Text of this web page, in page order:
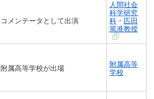
コメンテータとして出演
人間社会
科学研究
科 ・ 匹田
篤准教授
附属高等学校が出場
附属高等
学校